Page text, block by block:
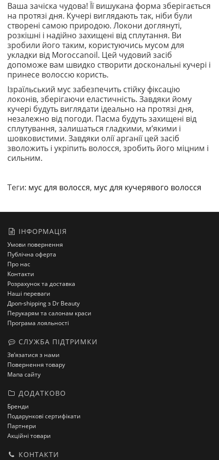
Ваша зачіска чудова! Її вишукана форма зберігається
на протязі дня. Кучері виглядають так, ніби були
створені самою природою. Локони доглянуті,
розкішні і надійно захищені від сплутання. Ви
зробили його таким, користуючись мусом для
укладки від Moroccanoil. Цей чудовий засіб
допоможе вам швидко створити доскональні кучері і
принесе волоссю користь.
Ізраїльський мус забезпечить стійку фіксацію
локонів, зберігаючи еластичність. Завдяки йому
кучері будуть виглядати ідеально на протязі дня,
незалежно від погоди. Пасма будуть захищені від
сплутування, залишаться гладкими, м’якими і
шовковистими. Завдяки олії арганії цей засіб
зволожить і укріпить волосся, зробить його міцним і
сильним.
Теги: мус для волосся, мус для кучерявого волосся
ІНФОРМАЦІЯ
Умови повернення
Публічна оферта
Про нас
Контакти
Розрахунок та доставка
Наші переваги
Дроп-shipping з Dr Beauty
Перукарям та салонам краси
Програма лояльності
СЛУЖБА ПІДТРИМКИ
Зв’язатися з нами
Повернення товару
Мапа сайту
ДОДАТКОВО
Бренди
Подарункові сертифікати
Партнери
Акційні товари
КОНТАКТИ